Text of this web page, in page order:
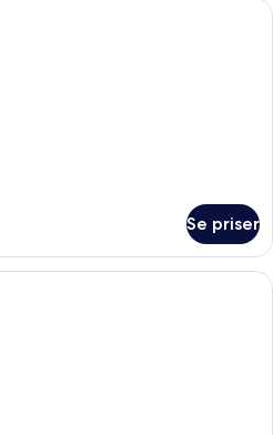
Sengetøy av topp kvalitet,
Se priser